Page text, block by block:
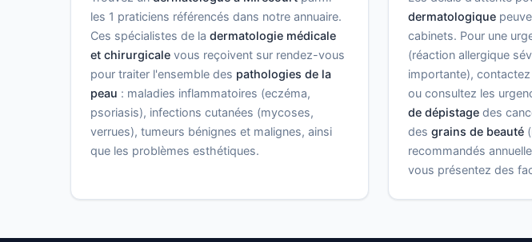
les 1 praticiens référencés dans notre annuaire.
Ces spécialistes de la dermatologie médicale
et chirurgicale vous reçoivent sur rendez-vous
pour traiter l'ensemble des pathologies de la
peau : maladies inflammatoires (eczéma,
psoriasis), infections cutanées (mycoses,
verrues), tumeurs bénignes et malignes, ainsi
que les problèmes esthétiques.
dermatologique
cabinets. Pour une
(réaction allergique
importante),
ou consultez les
de dépistage des
desgrains de beauté
recommandés
vous présentez des